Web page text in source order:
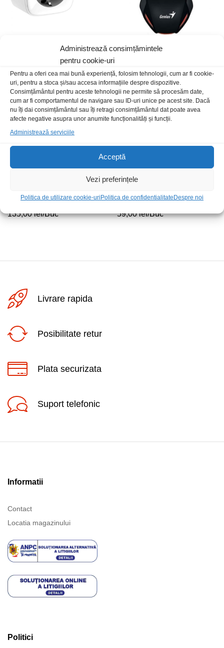
Administrează consimțămintele
pentru cookie-uri
Pentru a oferi cea mai bună experiență, folosim tehnologii, cum ar fi cookie-
uri, pentru a stoca și/sau accesa informațiile despre dispozitive.
Consimțământul pentru aceste tehnologii ne permite să procesăm date,
cum ar fi comportamentul de navigare sau ID-uri unice pe acest site. Dacă
nu îți dai consimțământul sau îți retragi consimțământul dat poate avea
afecte negative asupra unor anumite funcționalități și funcții.
Administrează serviciile
Acceptă
Vezi preferințele
Politica de utilizare cookie-uriPolitica de confidentialitateDespre noi
Priza Smart DSP-W118 Mouse Genius X-G200 negru
DSC9+DSC25 t-t 1m Logilink
135,00lei/Buc
Stoc epuizat
WN821N n300
59,00lei/Buc
Livrare rapida
Posibilitate retur
Plata securizata
Suport telefonic
Informatii
Contact
Locatia magazinului
Politici